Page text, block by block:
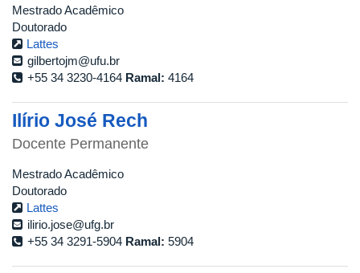
Mestrado Acadêmico
Doutorado
Lattes
gilbertojm@ufu.br
+55 34 3230-4164 Ramal: 4164
Ilírio José Rech
Docente Permanente
Mestrado Acadêmico
Doutorado
Lattes
ilirio.jose@ufg.br
+55 34 3291-5904 Ramal: 5904